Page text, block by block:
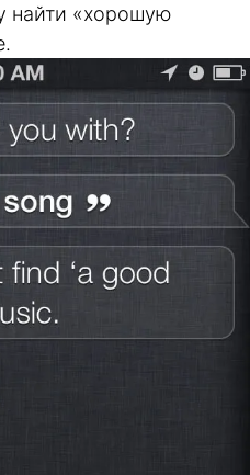
найти «хорошую